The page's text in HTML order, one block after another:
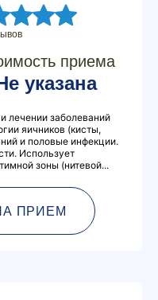
приема
указана
лечении заболеваний
яичников (кисты,
и половые инфекции.
Использует
зоны (нитевой...
ПРИЕМ